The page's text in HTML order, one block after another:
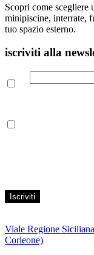
Scopri come scegliere
minipiscine, interrate,
tuo spazio esterno.
iscriviti alla
Viale Regione
Corleone)